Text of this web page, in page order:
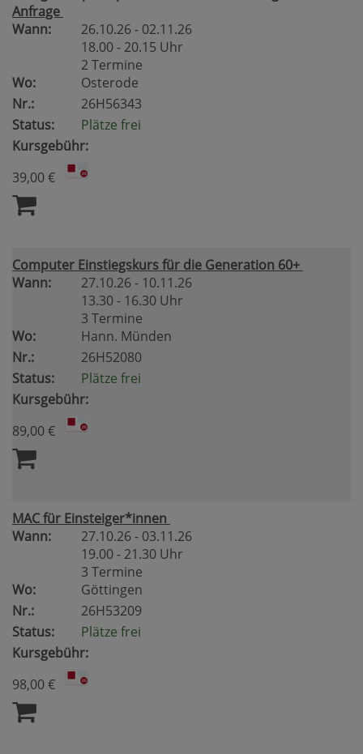
Anfrage
Wann:
26.10.26 - 02.11.26
18.00 - 20.15 Uhr
2 Termine
Wo:
Osterode
Nr.:
26H56343
Status:
Plätze frei
Kursgebühr:
39,00 €
Computer Einstiegskurs für die Generation 60+
Wann:
27.10.26 - 10.11.26
13.30 - 16.30 Uhr
3 Termine
Wo:
Hann. Münden
Nr.:
26H52080
Status:
Plätze frei
Kursgebühr:
89,00 €
MAC für Einsteiger*innen
Wann:
27.10.26 - 03.11.26
19.00 - 21.30 Uhr
3 Termine
Wo:
Göttingen
Nr.:
26H53209
Status:
Plätze frei
Kursgebühr:
98,00 €